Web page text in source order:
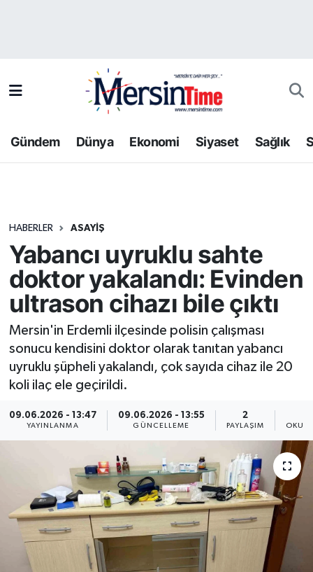
Gündem Dünya Ekonomi Siyaset Sağlık
HABERLER ASAYIŞ
Yabancı uyruklu sahte
doktor yakalandı: Evinden
ultrason cihazı bile çıktı
Mersin'in Erdemli ilçesinde polisin çalışması
sonucu kendisini doktor olarak tanıtan yabancı
uyruklu şüpheli yakalandı, çok sayıda cihaz ile 20
koli ilaç ele geçirildi.
09.06.2026 - 13:47
YAYINLANMA
09.06.2026 - 13:55
GÜNCELLEME
2
PAYLAŞIM
Bilim-Teknoloji
Dünya
Ekonomi
Gündem
Kültür-Sanat
Resmi İlan
Sağlık
Siyaset
Yaşam
Trafik Durumu
Tüm Manşetler
Haber Arşivi